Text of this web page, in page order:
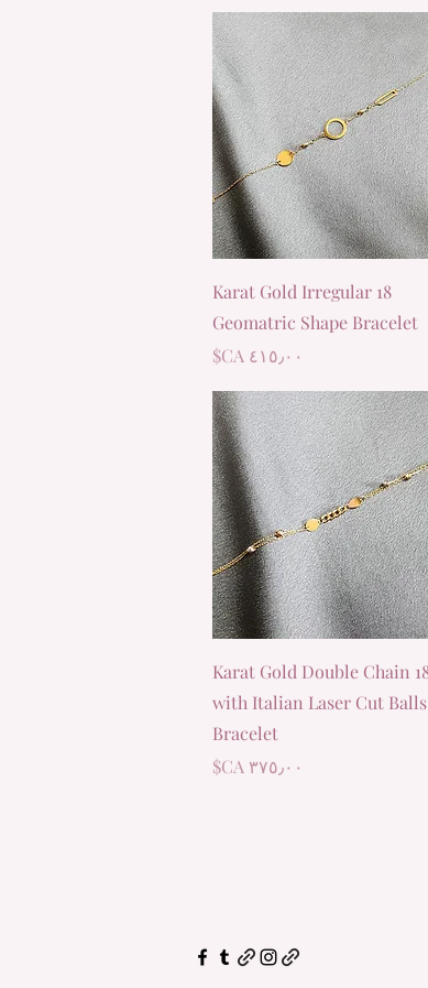
العرض السريع
18 Karat Gold Irregular
Geomatric Shape Bracelet
السعر
العرض السريع
18 Karat Gold Double Chain
with Italian Laser Cut Balls
Bracelet
السعر